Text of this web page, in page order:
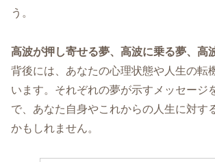
う。
高波が押し寄せる夢、高波に乗る夢、高
背後には、あなたの心理状態や人生の転
います。それぞれの夢が示すメッセージ
で、あなた自身やこれからの人生に対す
かもしれません。